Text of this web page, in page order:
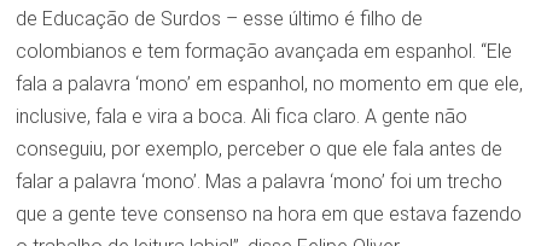
de Educação de Surdos – esse último é filho de
colombianos e tem formação avançada em espanhol. “Ele
fala a palavra ‘mono’ em espanhol, no momento em que ele,
inclusive, fala e vira a boca. Ali fica claro. A gente não
conseguiu, por exemplo, perceber o que ele fala antes de
falar a palavra ‘mono’. Mas a palavra ‘mono’ foi um trecho
que a gente teve consenso na hora em que estava fazendo